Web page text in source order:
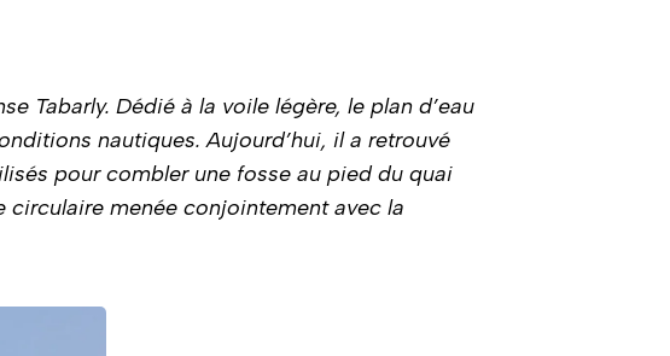
Tabarly. Dédié à la voile légère, le plan d’eau
nautiques. Aujourd’hui, il a retrouvé
pour combler une fosse au pied du quai
circulaire menée conjointement avec la